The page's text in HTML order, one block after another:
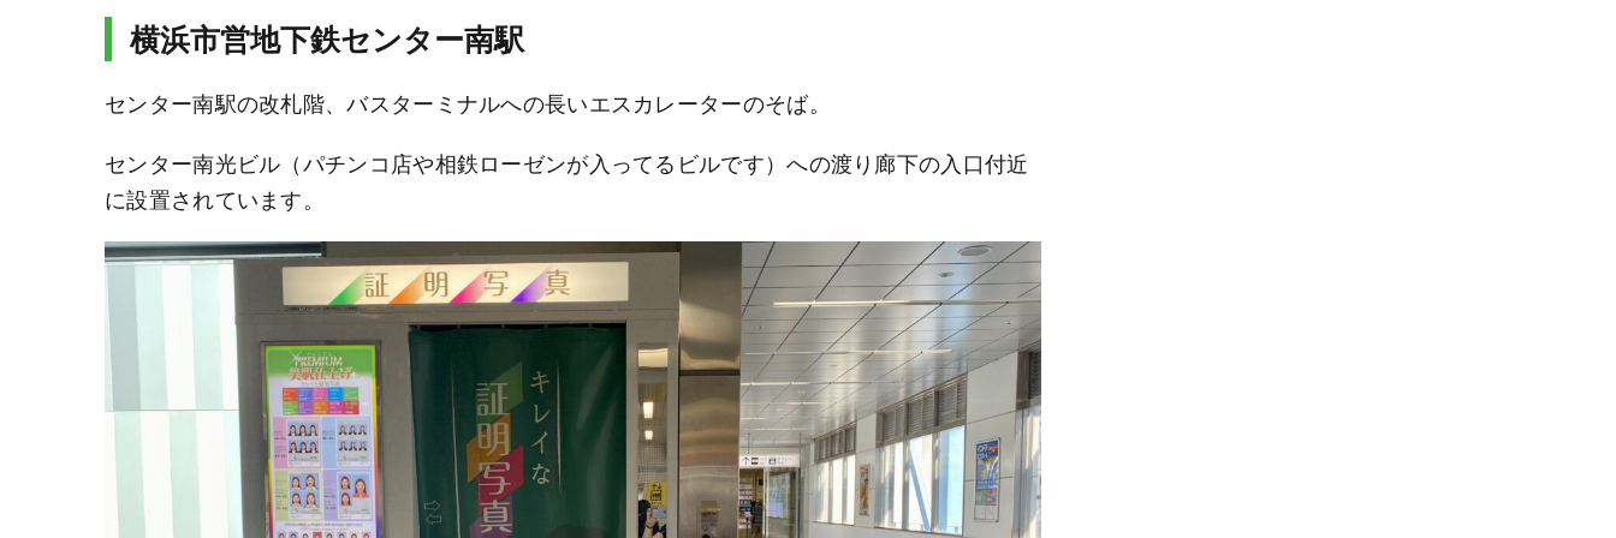
横浜市営地下鉄センター南駅
センター南駅の改札階、バスターミナルへの長いエスカレーターのそば。
センター南光ビル（パチンコ店や相鉄ローゼンが入ってるビルです）への渡り廊下の入口付近
に設置されています。